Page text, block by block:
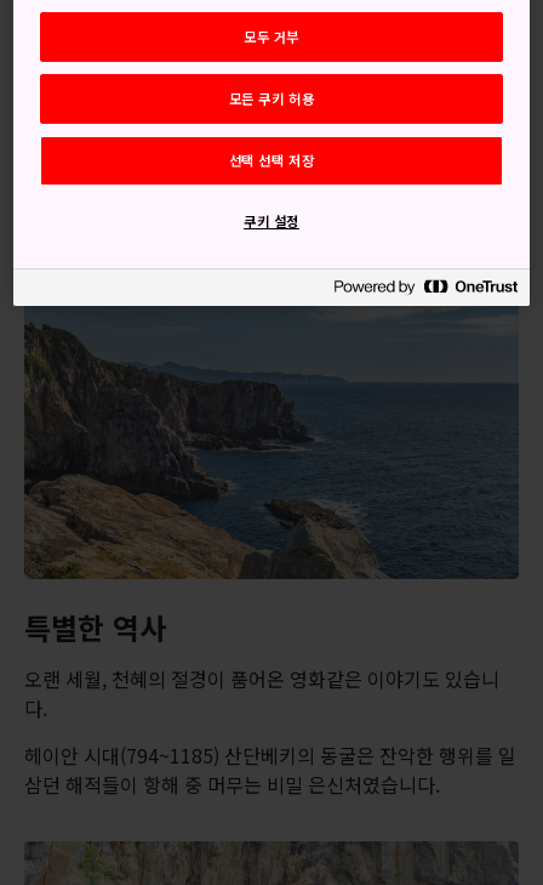
센 태평양 파도가 단애면과 충돌할 때 뿜어져 나오는 바닷물의
시라하마 버스센터에서 해안 지역을 따라 운행하는 메이코 버
스를 타고 산단베키에서 하차하시면 동굴에 오실 수 있습니다.
특별한 역사
오랜 세월, 천혜의 절경이 품어온 영화같은 이야기도 있습니
다.
헤이안 시대(794~1185) 산단베키의 동굴은 잔악한 행위를 일
삼던 해적들이 항해 중 머무는 비밀 은신처였습니다.
모두 거부
모든 쿠키 허용
선택 선택 저장
쿠키 설정